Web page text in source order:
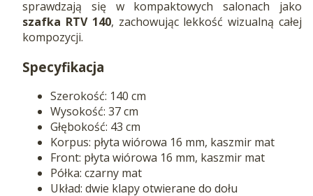
sprawdzają się w kompaktowych salonach jako
szafka RTV 140, zachowując lekkość wizualną całej
kompozycji.
Specyfikacja
Szerokość: 140 cm
Wysokość: 37 cm
Głębokość: 43 cm
Korpus: płyta wiórowa 16 mm, kaszmir mat
Front: płyta wiórowa 16 mm, kaszmir mat
Półka: czarny mat
Układ: dwie klapy otwierane do dołu